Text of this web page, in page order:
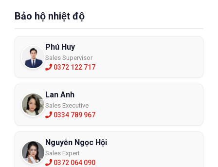
Bảo hộ nhiệt độ
Phú Huy
Sales Supervisor
0372 122 717
Lan Anh
Sales Executive
0334 789 967
Nguyễn Ngọc Hội
Sales Expert
0372 064 090